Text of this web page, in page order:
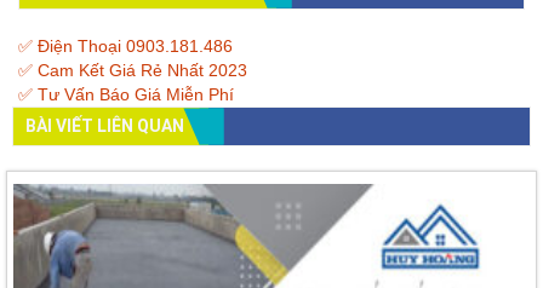
✅ Điện Thoại 0903.181.486
✅ Cam Kết Giá Rẻ Nhất 2023
✅ Tư Vấn Báo Giá Miễn Phí
BÀI VIẾT LIÊN QUAN